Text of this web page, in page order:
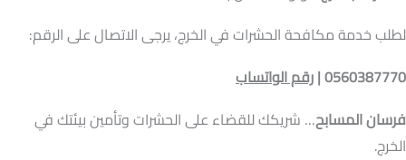
لطلب خدمة مكافحة الحشرات في الخرج، يرجى الاتصال على الرقم:
0560387770 | رقم الواتساب
فرسان المسابح… شريكك للقضاء على الحشرات وتأمين بيئتك في
الخرج.